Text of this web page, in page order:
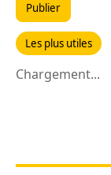
Publier
Les plus utiles
Chargement...